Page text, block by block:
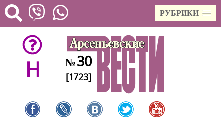
РУБРИКИ
H №30
[1723]